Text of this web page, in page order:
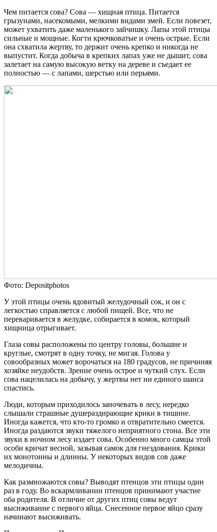
Чем питается сова? Сова — хищная птица. Питается
грызунами, насекомыми, мелкими видами змей. Если повезет,
может ухватить даже маленького зайчишку. Лапы этой птицы
сильные и мощные. Когти крючковатые и очень острые. Если
она схватила жертву, то держит очень крепко и никогда не
выпустит. Когда добыча в крепких лапах уже не дышит, сова
залетает на самую высокую ветку на дереве и съедает ее
полностью — с лапами, шерстью или перьями.
Фото: Depositphotos
У этой птицы очень ядовитый желудочный сок, и он с
легкостью справляется с любой пищей. Все, что не
переваривается в желудке, собирается в комок, который
хищница отрыгивает.
Глаза совы расположены по центру головы, большие и
круглые, смотрят в одну точку, не мигая. Голова у
совообразных может ворочаться на 180 градусов, не причиняя
хозяйке неудобств. Зрение очень острое и чуткий слух. Если
сова нацелилась на добычу, у жертвы нет ни единого шанса
спастись.
Люди, которым приходилось заночевать в лесу, нередко
слышали страшные душераздирающие крики в тишине.
Иногда кажется, что кто-то громко и отвратительно смеется.
Иногда раздаются звуки тяжелого неприятного стона. Все эти
звуки в ночном лесу издает сова. Особенно много самцы этой
особи кричат весной, зазывая самок для гнездования. Крики
их монотонны и длинны. У некоторых видов сов даже
мелодичны.
Как размножаются совы? Выводят птенцов эти птицы один
раз в году. Во вскармливании птенцов принимают участие
оба родителя. В отличие от других птиц совы ведут
высиживание с первого яйца. Снесенное первое яйцо сразу
начинают высиживать.